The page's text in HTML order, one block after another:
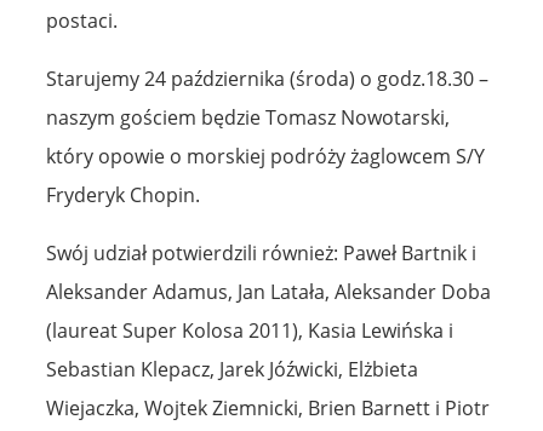
postaci.
Starujemy 24 października (środa) o godz.18.30 –
naszym gościem będzie Tomasz Nowotarski,
który opowie o morskiej podróży żaglowcem S/Y
Fryderyk Chopin.
Swój udział potwierdzili również: Paweł Bartnik i
Aleksander Adamus, Jan Latała, Aleksander Doba
(laureat Super Kolosa 2011), Kasia Lewińska i
Sebastian Klepacz, Jarek Jóźwicki, Elżbieta
Wiejaczka, Wojtek Ziemnicki, Brien Barnett i Piotr